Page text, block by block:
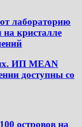
лабораторию
на кристалле
ИП MEAN
доступны со
островов на